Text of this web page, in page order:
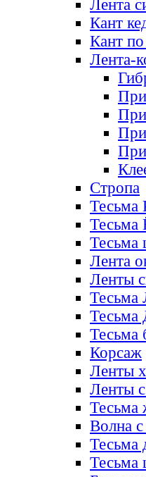
Лента
Кант
Кант
Лента-
Стропа
Тесьма
Тесьма
Тесьма
Лента
Ленты
Тесьма
Тесьма
Корсаж
Ленты
Ленты
Тесьма
Волна
Тесьма
Тесьма